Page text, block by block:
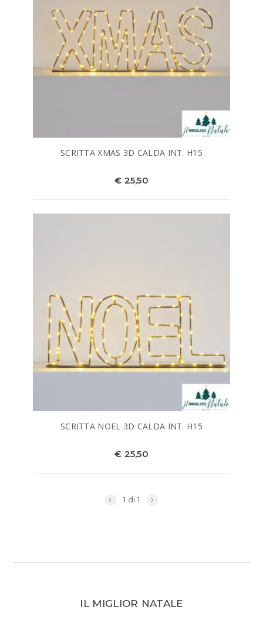
SCRITTA XMAS 3D CALDA INT. H15
€ 25,50
SCRITTA NOEL 3D CALDA INT. H15
€ 25,50
‹ 1 di 1 ›
IL MIGLIOR NATALE